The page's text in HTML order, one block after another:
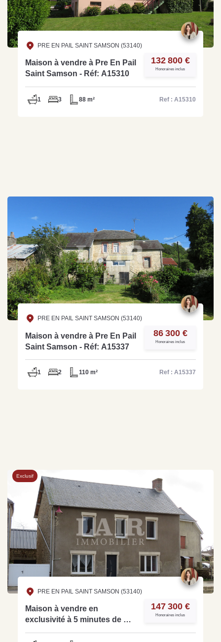
PRE EN PAIL SAINT SAMSON (53140)
Maison à vendre à Pre En Pail
Saint Samson - Réf: A15310
132 800 €
Honoraires inclus
1 3 88 m² Ref : A15310
PRE EN PAIL SAINT SAMSON (53140)
Maison à vendre à Pre En Pail
Saint Samson - Réf: A15337
86 300 €
Honoraires inclus
1 2 110 m² Ref : A15337
Exclusif
PRE EN PAIL SAINT SAMSON (53140)
Maison à vendre en
exclusivité à 5 minutes de Pré
147 300 €
Honoraires inclus